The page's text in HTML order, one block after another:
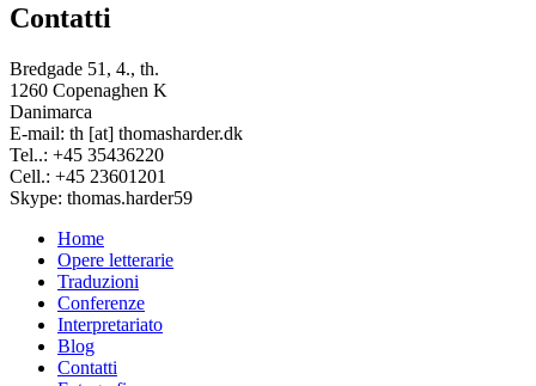
Contatti
Bredgade 51, 4., th.
1260 Copenaghen K
Danimarca
E-mail: th [at] thomasharder.dk
Tel..: +45 35436220
Cell.: +45 23601201
Skype: thomas.harder59
Footer
menu
Home
Opere letterarie
Traduzioni
Conferenze
Interpretariato
Blog
Contatti